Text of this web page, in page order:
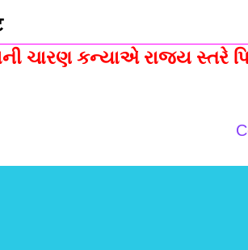
ચારણ કન્યાએ રાજ્ય સ્તરે